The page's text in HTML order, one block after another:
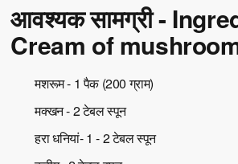
आवश्यक सामग्री -
Cream of
मशरूम - 1 पैक (200 ग्राम)
मक्खन - 2 टेबल स्पून
हरा धनियां- 1 - 2 टेबल स्पून